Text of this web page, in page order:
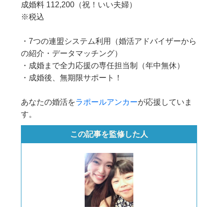
成婚料 112,200（祝！いい夫婦）
※税込
・7つの連盟システム利用（婚活アドバイザーから
の紹介・データマッチング）
・成婚まで全力応援の専任担当制（年中無休）
・成婚後、無期限サポート！
あなたの婚活をラポールアンカーが応援していま
す。
この記事を監修した人